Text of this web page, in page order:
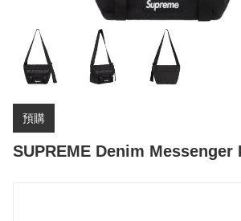
預購
SUPREME Denim Messenger